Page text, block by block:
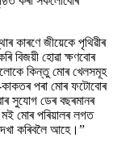
কাৰণে জীয়েকে পৃথিৱীৰ
বিজয়ী হোৱা ক্ষণবোৰ
কিন্তু মোৰ খেলসমূহ
কাকতৰ পৰা মোৰ ফটোবোৰ
সুযোগ ডেৰ বছৰমানৰ
মোৰ পৰিয়ালৰ লগত
কৰিবলৈ আহে।”